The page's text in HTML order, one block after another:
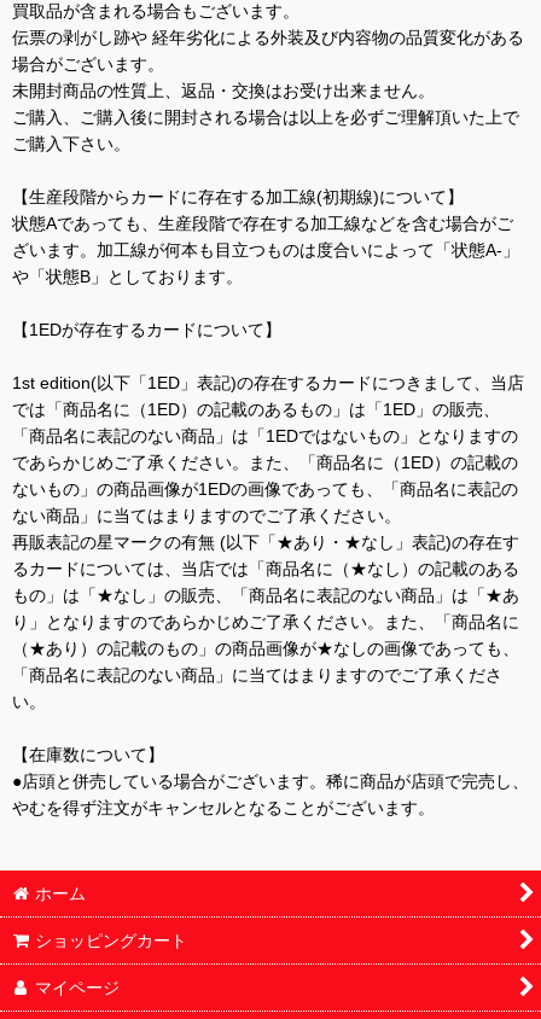
買取品が含まれる場合もございます。
伝票の剥がし跡や 経年劣化による外装及び内容物の品質変化がある
場合がございます。
未開封商品の性質上、返品・交換はお受け出来ません。
ご購入、ご購入後に開封される場合は以上を必ずご理解頂いた上で
ご購入下さい。
【生産段階からカードに存在する加工線(初期線)について】
状態Aであっても、生産段階で存在する加工線などを含む場合がご
ざいます。加工線が何本も目立つものは度合いによって「状態A-」
や「状態B」としております。
【1EDが存在するカードについて】
1st edition(以下「1ED」表記)の存在するカードにつきまして、当店
では「商品名に（1ED）の記載のあるもの」は「1ED」の販売、
「商品名に表記のない商品」は「1EDではないもの」となりますの
であらかじめご了承ください。また、「商品名に（1ED）の記載の
ないもの」の商品画像が1EDの画像であっても、「商品名に表記の
ない商品」に当てはまりますのでご了承ください。
再販表記の星マークの有無 (以下「★あり・★なし」表記)の存在す
るカードについては、当店では「商品名に（★なし）の記載のある
もの」は「★なし」の販売、「商品名に表記のない商品」は「★あ
り」となりますのであらかじめご了承ください。また、「商品名に
（★あり）の記載のもの」の商品画像が★なしの画像であっても、
「商品名に表記のない商品」に当てはまりますのでご了承くださ
い。
【在庫数について】
●店頭と併売している場合がございます。稀に商品が店頭で完売し、
やむを得ず注文がキャンセルとなることがございます。
ホーム
ショッピングカート
マイページ